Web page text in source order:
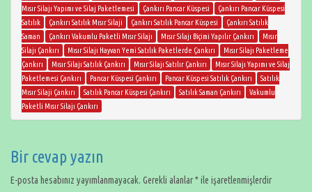
Mısır Silajı Yapımı ve Silaj Paketlemesi
Çankırı Pancar Küspesi
Çankırı Pancar Küspesi
Satılık
Çankırı Satılık Mısır Silaji Çankırı Satılık Pancar Küspesi
Çankırı Satılık
Saman
Çankırı Vakumlu Paketli Mısır Silajı Mısır Silajı Biçimi Yapılır Çankırı
Mısır
Silajı Çankırı
Mısır Silajı Hayvan Yemi Satılık Paketlerde Çankırı
Mısır Silajı Paketleme
Çankırı
Mısır Silajı Satılık Çankırı Mısır Silajı Satılır Çankırı
Mısır Silajı Yapımı ve Silaj
Paketlemesi Çankırı
Pancar Küspesi Çankırı Pancar Küspesi Satılık Çankırı
Satılık
Mısır Silaji Çankırı
Satılık Pancar Küspesi Çankırı Satılık Saman Çankırı
Vakumlu
Paketli Mısır Silajı Çankırı
Bir cevap yazın
E-posta hesabınız yayımlanmayacak. Gerekli alanlar*ile işaretlenmişlerdir